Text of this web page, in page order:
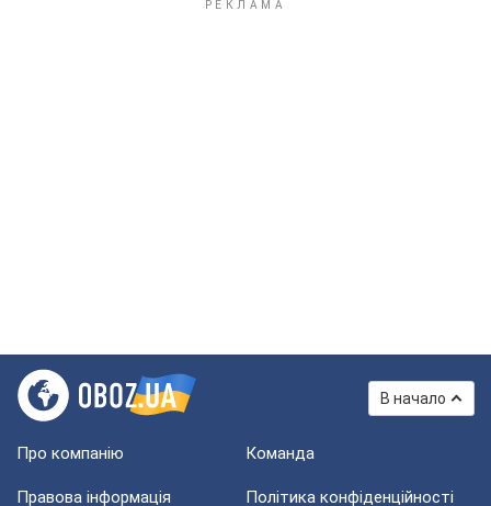
В начало
Про компанію Команда
Правова інформація Політика конфіденційності